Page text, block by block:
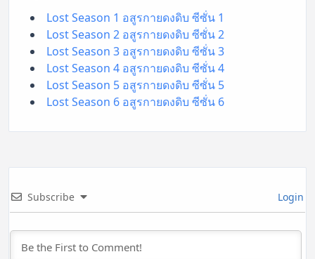
Lost Season 1 อสูรกายดงดิบ ซีซั่น 1
Lost Season 2 อสูรกายดงดิบ ซีซั่น 2
Lost Season 3 อสูรกายดงดิบ ซีซั่น 3
Lost Season 4 อสูรกายดงดิบ ซีซั่น 4
Lost Season 5 อสูรกายดงดิบ ซีซั่น 5
Lost Season 6 อสูรกายดงดิบ ซีซั่น 6
Subscribe Login